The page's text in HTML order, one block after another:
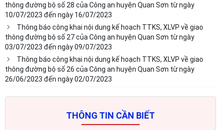
thông đường bộ số 28 của Công an huyện Quan Sơn từ ngày
10/07/2023 đến ngày 16/07/2023
Thông báo công khai nội dung kế hoạch TTKS, XLVP về giao
thông đường bộ số 27 của Công an huyện Quan Sơn từ ngày
03/07/2023 đến ngày 09/07/2023
Thông báo công khai nội dung kế hoạch TTKS, XLVP về giao
thông đường bộ số 26 của Công an huyện Quan Sơn từ ngày
26/06/2023 đến ngày 02/07/2023
THÔNG TIN CẦN BIẾT